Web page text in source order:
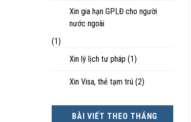
Xin gia hạn GPLĐ cho người
nước ngoài
(1)
Xin lý lịch tư pháp (1)
Xin Visa, thẻ tạm trú (2)
BÀI VIẾT THEO THÁNG